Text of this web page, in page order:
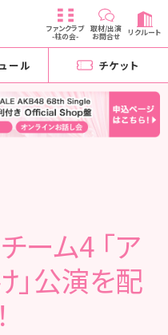
ファンクラブ
-柱の会-
取材/出演
お問合せ リクルート
ール チケット
ーム4 「ア
」公演を配